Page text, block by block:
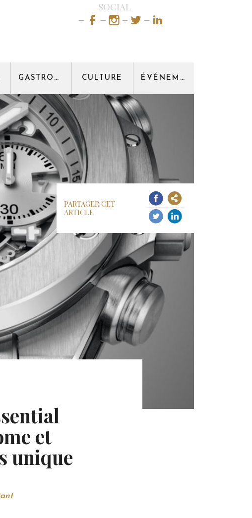
SOCIAL
GASTRONOMIE CULTURE ÉVÉNEMENT
PARTAGER CET
ARTICLE
et
unique